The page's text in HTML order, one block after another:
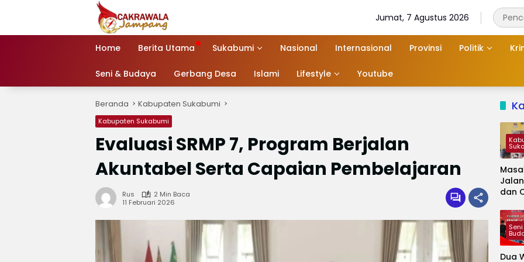
Jumat, 7 Agustus 2026
Home Berita Utama Sukabumi Nasional Internasional Provinsi Politik
Seni & Budaya Gerbang Desa Islami Lifestyle Youtube
Beranda Kabupaten Sukabumi
Kabupaten Sukabumi
Evaluasi SRMP 7, Program Berjalan
Akuntabel Serta Capaian Pembelajaran
Rus
2 Min Baca
11 Februari 2026
dan
Jadi
Dua